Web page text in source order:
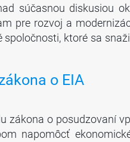
súčasnou diskusiou
pre rozvoj a
ktoré sa
o EIA
zákona o posudzovaní
napomôcť